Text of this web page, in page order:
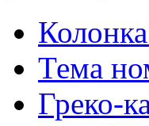
Тема
Греко-